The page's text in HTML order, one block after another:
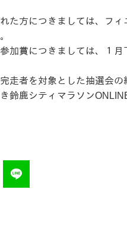
た方につきましては、フ
加賞につきましては、１
走者を対象とした抽選会
鈴鹿シティマラソン